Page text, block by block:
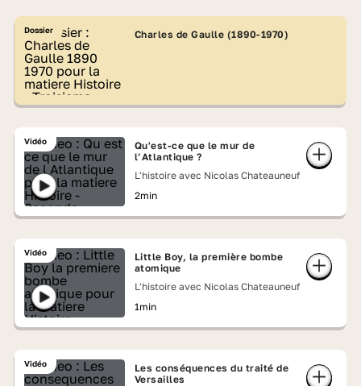
Dossier Charles de Gaulle (1890-1970)
Vidéo
Qu'est-ce que le mur de
l’Atlantique ?
L'histoire avec Nicolas Chateauneuf
2min
Vidéo
Little Boy, la première bombe
atomique
L'histoire avec Nicolas Chateauneuf
1min
Vidéo
Les conséquences du traité de
Versailles